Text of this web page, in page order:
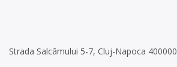
Strada Salcâmului 5-7, Cluj-Napoca 400000